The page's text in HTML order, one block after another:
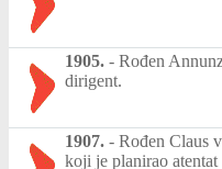
1905. - Rođen
dirigent.
1907. - Rođen Claus
koji je planirao